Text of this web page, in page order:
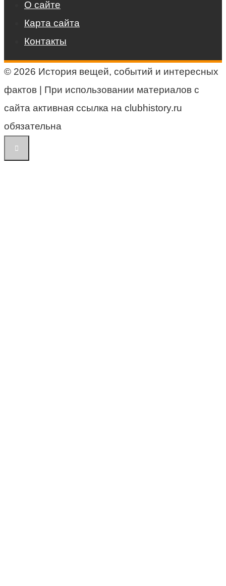
О сайте
Карта сайта
Контакты
© 2026 История вещей, событий и интересных
фактов | При использовании материалов с
сайта активная ссылка на clubhistory.ru
обязательна